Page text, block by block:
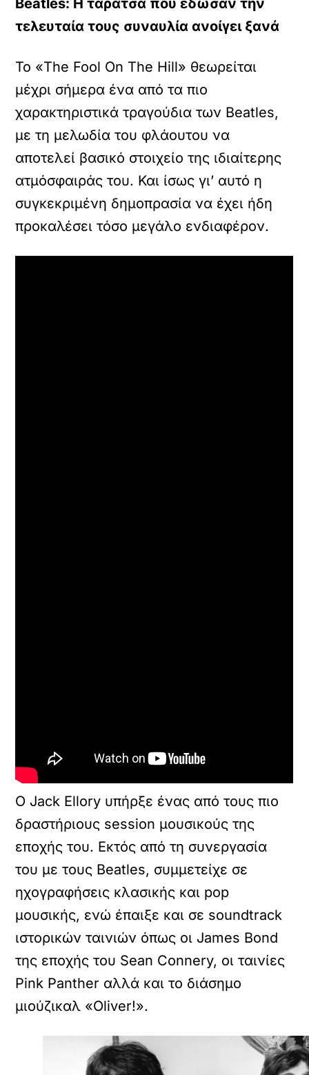
Beatles: H ταράτσα που έδωσαν την
τελευταία τους συναυλία ανοίγει ξανά
Το «The Fool On The Hill» θεωρείται
μέχρι σήμερα ένα από τα πιο
χαρακτηριστικά τραγούδια των Beatles,
με τη μελωδία του φλάουτου να
αποτελεί βασικό στοιχείο της ιδιαίτερης
ατμόσφαιράς του. Και ίσως γι’ αυτό η
συγκεκριμένη δημοπρασία να έχει ήδη
προκαλέσει τόσο μεγάλο ενδιαφέρον.
Ο Jack Ellory υπήρξε ένας από τους πιο
δραστήριους session μουσικούς της
εποχής του. Εκτός από τη συνεργασία
του με τους Beatles, συμμετείχε σε
ηχογραφήσεις κλασικής και pop
μουσικής, ενώ έπαιξε και σε soundtrack
ιστορικών ταινιών όπως οι James Bond
της εποχής του Sean Connery, οι ταινίες
Pink Panther αλλά και το διάσημο
μιούζικαλ «Oliver!».